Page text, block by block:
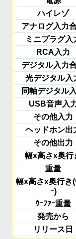
ハイレゾ
アナログ入力
ミニプラグ入
RCA入力
デジタル入力
光デジタル入
同軸デジタル
USB音声入
その他入力
ヘッドホン出
その他出力
幅x高さx奥行
重量
幅x高さx奥行き(
ｰ)
ｳｰﾌｧｰ重量
発売から
リリース日